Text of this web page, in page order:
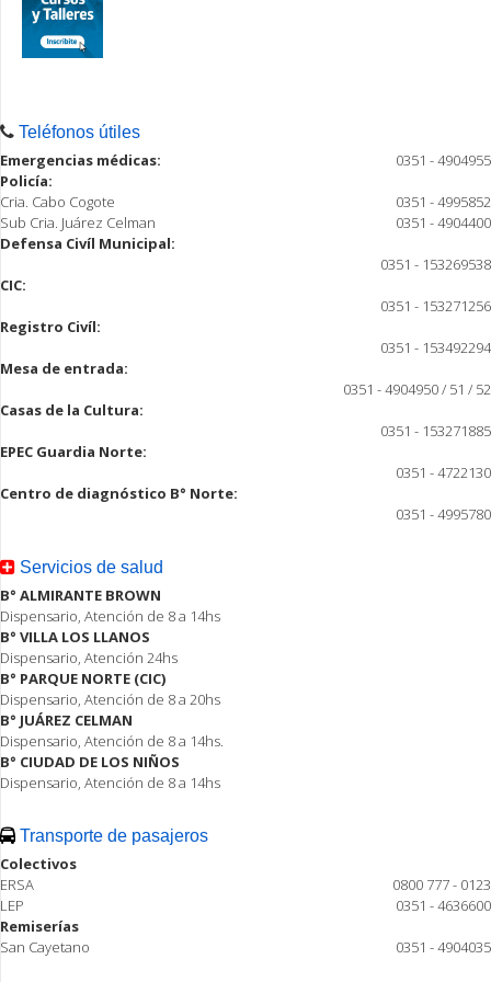
Teléfonos útiles
Emergencias médicas:
0351 - 4904955
Policía:
Cria. Cabo Cogote
0351 - 4995852
Sub Cria. Juárez Celman
0351 - 4904400
Defensa Civíl Municipal:
0351 - 153269538
CIC:
0351 - 153271256
Registro Civíl:
0351 - 153492294
Mesa de entrada:
0351 - 4904950 / 51 / 52
Casas de la Cultura:
0351 - 153271885
EPEC Guardia Norte:
0351 - 4722130
Centro de diagnóstico B° Norte:
0351 - 4995780
Servicios de salud
B° ALMIRANTE BROWN
Dispensario, Atención de 8 a 14hs
B° VILLA LOS LLANOS
Dispensario, Atención 24hs
B° PARQUE NORTE (CIC)
Dispensario, Atención de 8 a 20hs
B° JUÁREZ CELMAN
Dispensario, Atención de 8 a 14hs.
B° CIUDAD DE LOS NIÑOS
Dispensario, Atención de 8 a 14hs
Transporte de pasajeros
Colectivos
ERSA
0800 777 - 0123
LEP
0351 - 4636600
Remiserías
San Cayetano
0351 - 4904035